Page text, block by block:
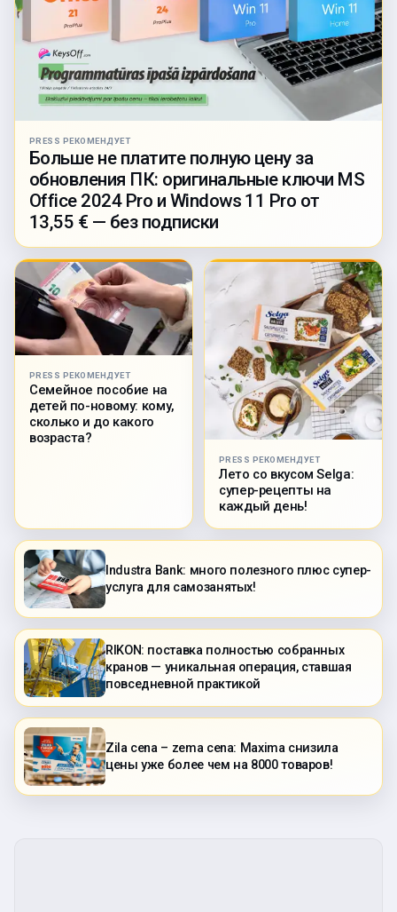
PRESS РЕКОМЕНДУЕТ
Больше не платите полную цену за
обновления ПК: оригинальные ключи MS
Office 2024 Pro и Windows 11 Pro от
13,55 € — без подписки
PRESS РЕКОМЕНДУЕТ
Семейное пособие на
детей по-новому: кому,
сколько и до какого
возраста?
PRESS РЕКОМЕНДУЕТ
Лето со вкусом Selga:
супер-рецепты на
каждый день!
Industra Bank: много полезного плюс супер-
услуга для самозанятых!
RIKON: поставка полностью собранных
кранов — уникальная операция, ставшая
повседневной практикой
Zila cena – zema cena: Maxima снизила
цены уже более чем на 8000 товаров!